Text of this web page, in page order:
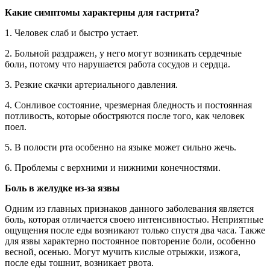
Какие симптомы характерны для гастрита?
1. Человек слаб и быстро устает.
2. Больной раздражен, у него могут возникать сердечные
боли, потому что нарушается работа сосудов и сердца.
3. Резкие скачки артериального давления.
4. Сонливое состояние, чрезмерная бледность и постоянная
потливость, которые обостряются после того, как человек
поел.
5. В полости рта особенно на языке может сильно жечь.
6. Проблемы с верхними и нижними конечностями.
Боль в желудке из-за язвы
Одним из главных признаков данного заболевания является
боль, которая отличается своею интенсивностью. Неприятные
ощущения после еды возникают только спустя два часа. Также
для язвы характерно постоянное повторение боли, особенно
весной, осенью. Могут мучить кислые отрыжки, изжога,
после еды тошнит, возникает рвота.